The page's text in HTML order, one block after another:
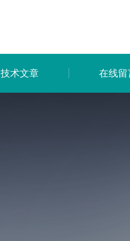
技术文章 在线留